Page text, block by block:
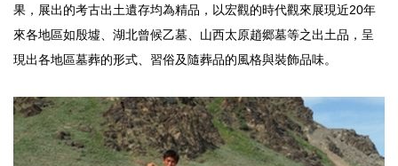
果，展出的考古出土遺存均為精品，以宏觀的時代觀來展現近20年
來各地區如殷墟、湖北曾候乙墓、山西太原趙郷墓等之出土品，呈
現出各地區墓葬的形式、習俗及隨葬品的風格與裝飾品味。